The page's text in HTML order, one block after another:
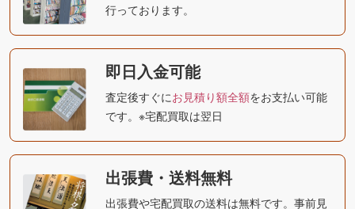
行っております。
即日入金可能
査定後すぐにお見積り額全額をお支払い可能
です。※宅配買取は翌日
出張費・送料無料
出張費や宅配買取の送料は無料です。事前見